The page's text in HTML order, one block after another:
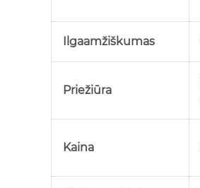
Ilgaamžiškumas
Priežiūra
Kaina